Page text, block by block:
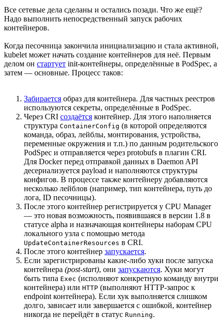
Все сетевые дела сделаны и остались позади. Что же ещё?
Надо выполнить непосредственный запуск рабочих
контейнеров.
Когда песочница закончила инициализацию и стала активной,
kubelet может начать создание контейнеров для неё. Первым
делом он стартует init-контейнеры, определённые в PodSpec, а
затем — основные. Процесс таков:
Забирается образ для контейнера. Для частных реестров
используются секреты, определённые в PodSpec.
Через CRI создаётся контейнер. Для этого наполняется
структура ContainerConfig (в которой определяются
команда, образ, лейблы, монтирования, устройства,
переменные окружения и т.п.) по данным родительского
PodSpec и отправляется через protobufs в плагин CRI.
Для Docker перед отправкой данных в Daemon API
десериализуется payload и наполняются структуры
конфигов. В процессе также контейнеру добавляются
несколько лейблов (например, тип контейнера, путь до
лога, ID песочницы).
После этого контейнер регистрируется у CPU Manager
— это новая возможность, появившаяся в версии 1.8 в
статусе alpha и назначающая контейнеры наборам CPU
локального узла с помощью метода
UpdateContainerResources в CRI.
После этого контейнер запускается.
Если зарегистрированы какие-либо хуки после запуска
контейнера (post-start), они запускаются. Хуки могут
быть типа Exec (исполняют конкретную команду внутри
контейнера) или HTTP (выполняют HTTP-запрос к
endpoint контейнера). Если хук выполняется слишком
долго, зависает или завершается с ошибкой, контейнер
никогда не перейдёт в статус Running.